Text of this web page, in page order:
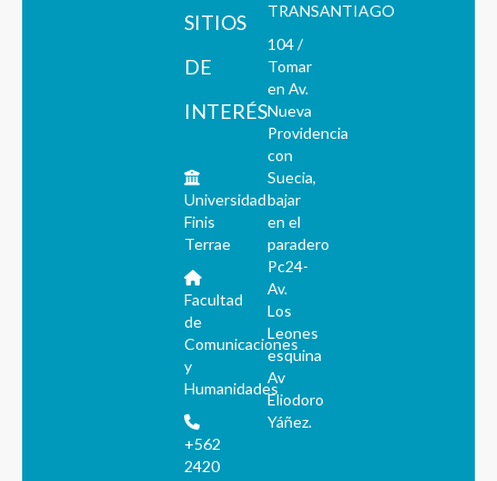
SITIOS
DE
INTERÉS
Universidad
Finis
Terrae
Facultad
de
Comunicaciones
y
Humanidades
+562
2420
TRANSANTIAGO
104 /
Tomar
en Av.
Nueva
Providencia
con
Suecia,
bajar
en el
paradero
Pc24-
Av.
Los
Leones
esquina
Av
Eliodoro
Yáñez.